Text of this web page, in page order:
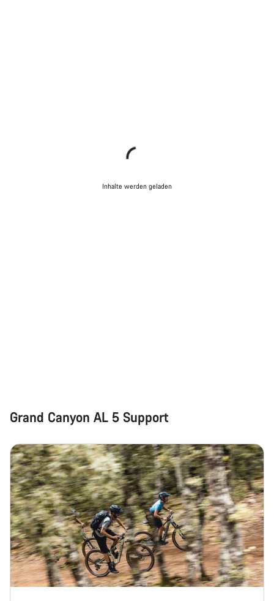
Inhalte werden geladen
Grand Canyon AL 5 Support